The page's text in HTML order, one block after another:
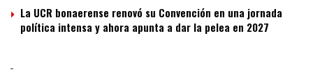
La UCR bonaerense renovó su Convención en una jornada
política intensa y ahora apunta a dar la pelea en 2027